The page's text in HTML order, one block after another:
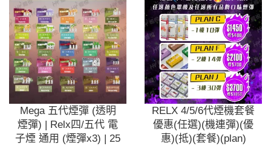
Mega 五代煙彈 (透明
煙彈) | Relx四/五代 電
子煙 通用 (煙彈x3) | 25
RELX 4/5/6代煙機套餐
優惠(任選)(機連彈)(優
惠)(抵)(套餐)(plan)